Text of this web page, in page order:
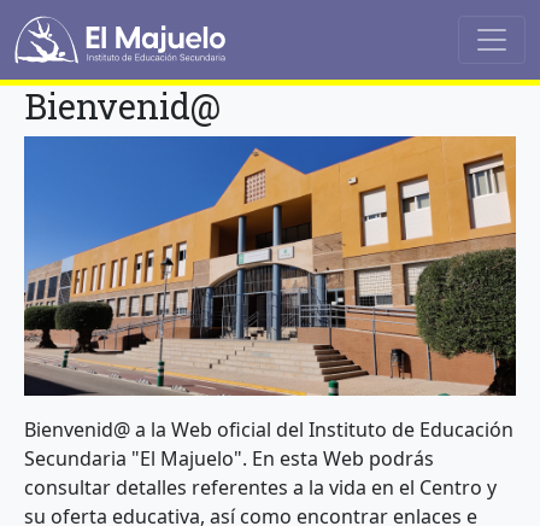
Pasar al contenido principal
Bienvenid@
Bienvenid@ a la Web oficial del Instituto de Educación
Secundaria "El Majuelo". En esta Web podrás
consultar detalles referentes a la vida en el Centro y
su oferta educativa, así como encontrar enlaces e